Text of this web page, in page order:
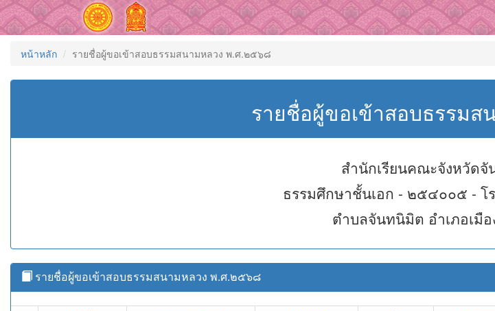
หน้าหลัก รายชื่อผู้ขอเข้าสอบธรรมสนามหลวง พ.ศ.๒๕๖๘
รายชื่อผู้ขอเข้าสอบธรรม
สำนักเรียนคณะจังหวัด
ธรรมศึกษาชั้นเอก - ๒๕๔๐๐๕ - โ
ตำบลจันทนิมิต อำเภอเมื
รายชื่อผู้ขอเข้าสอบธรรมสนามหลวง พ.ศ.๒๕๖๘